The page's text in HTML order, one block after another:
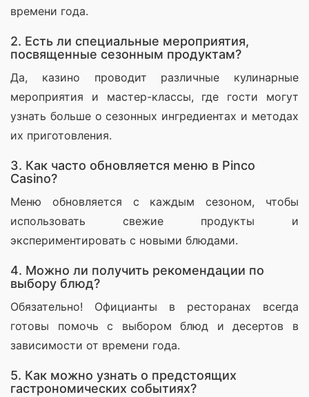
времени года.
2. Есть ли специальные мероприятия,
посвященные сезонным продуктам?
Да, казино проводит различные кулинарные
мероприятия и мастер-классы, где гости могут
узнать больше о сезонных ингредиентах и методах
их приготовления.
3. Как часто обновляется меню в Pinco
Casino?
Меню обновляется с каждым сезоном, чтобы
использовать свежие продукты и
экспериментировать с новыми блюдами.
4. Можно ли получить рекомендации по
выбору блюд?
Обязательно! Официанты в ресторанах всегда
готовы помочь с выбором блюд и десертов в
зависимости от времени года.
5. Как можно узнать о предстоящих
гастрономических событиях?